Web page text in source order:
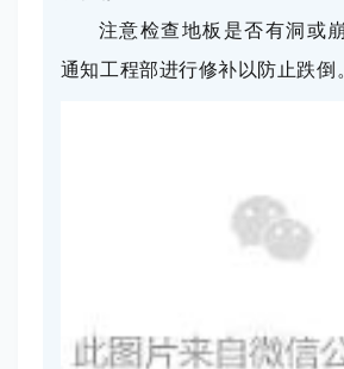
注意检查地板是否有洞或
通知工程部进行修补以防止跌倒